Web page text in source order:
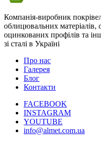
Компанія-виробник
облицювальних матеріалів,
оцинкованих профілів та
зі сталі в Україні
Про нас
Галерея
Блог
Контакти
FACEBOOK
INSTAGRAM
YOUTUBE
info@almet.com.ua